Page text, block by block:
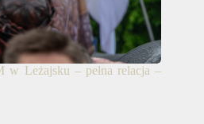
w Leżajsku – pełna relacja –